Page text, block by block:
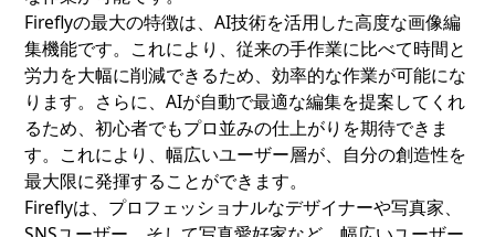
Fireflyの最大の特徴は、AI技術を活用した高度な画像編
集機能です。これにより、従来の手作業に比べて時間と
労力を大幅に削減できるため、効率的な作業が可能にな
ります。さらに、AIが自動で最適な編集を提案してくれ
るため、初心者でもプロ並みの仕上がりを期待できま
す。これにより、幅広いユーザー層が、自分の創造性を
最大限に発揮することができます。
Fireflyは、プロフェッショナルなデザイナーや写真家、